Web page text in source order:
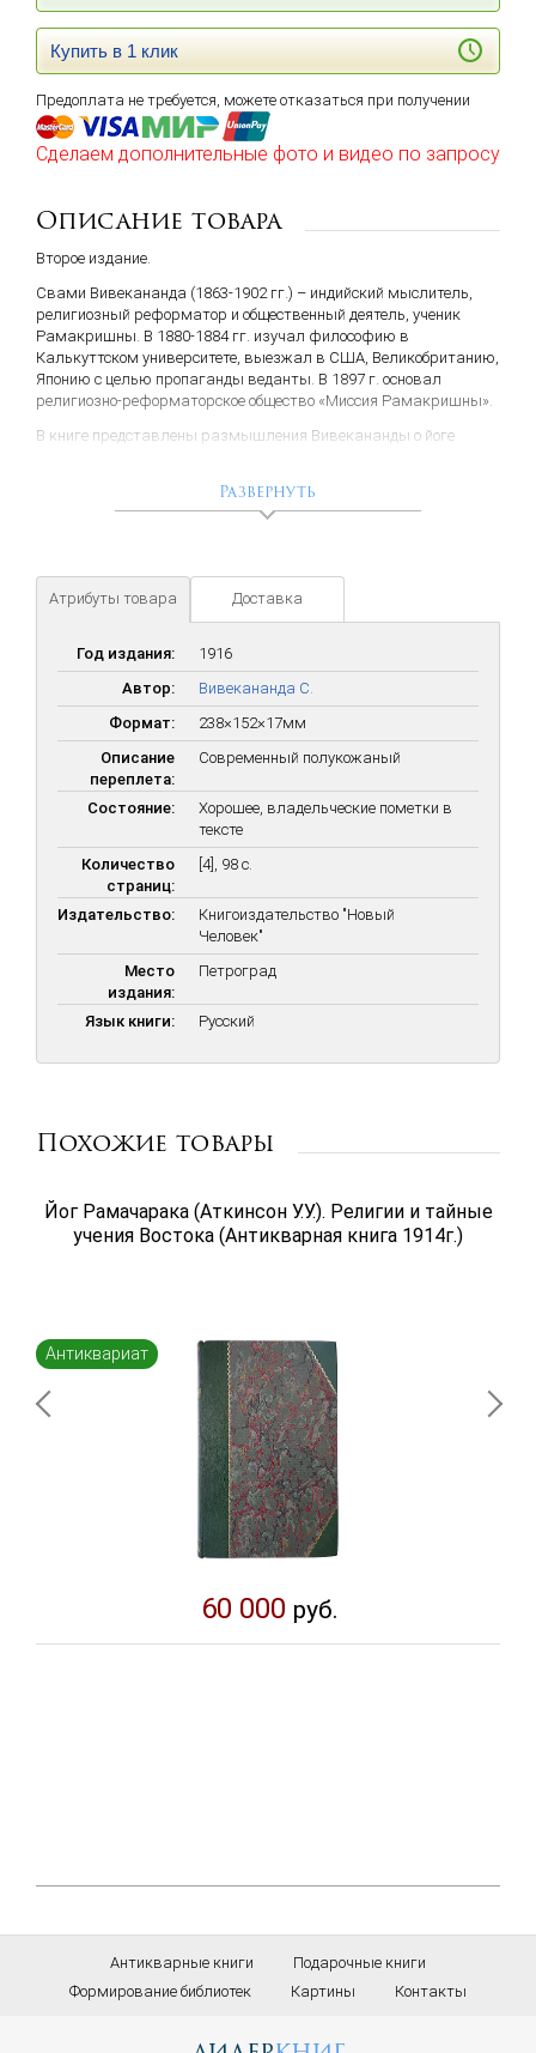
Купить в 1 клик
Предоплата не требуется, можете отказаться при получении
Сделаем дополнительные фото и видео по запросу
Описание товара
Второе издание.
Свами Вивекананда (1863-1902 гг.) – индийский мыслитель,
религиозный реформатор и общественный деятель, ученик
Рамакришны. В 1880-1884 гг. изучал философию в
Калькуттском университете, выезжал в США, Великобританию,
Японию с целью пропаганды веданты. В 1897 г. основал
религиозно-реформаторское общество «Миссия Рамакришны».
В книге представлены размышления Вивекананды о йоге
Развернуть
Атрибуты товара Доставка
Год издания:
1916
Автор:
Вивекананда С.
Формат:
238×152×17мм
Описание
переплета:
Современный полукожаный
Состояние:
Хорошее, владельческие пометки в
тексте
Количество
страниц:
[4], 98 c.
Издательство:
Книгоиздательство "Новый
Человек"
Место
издания:
Петроград
Язык книги: Русский
Похожие товары
Йог Рамачарака (Аткинсон У.У.). Религии и тайные
учения Востока (Антикварная книга 1914г.)
Антиквариат
60 000 руб.
Антикварные книги
Подарочные книги
Формирование библиотек
Картины Контакты